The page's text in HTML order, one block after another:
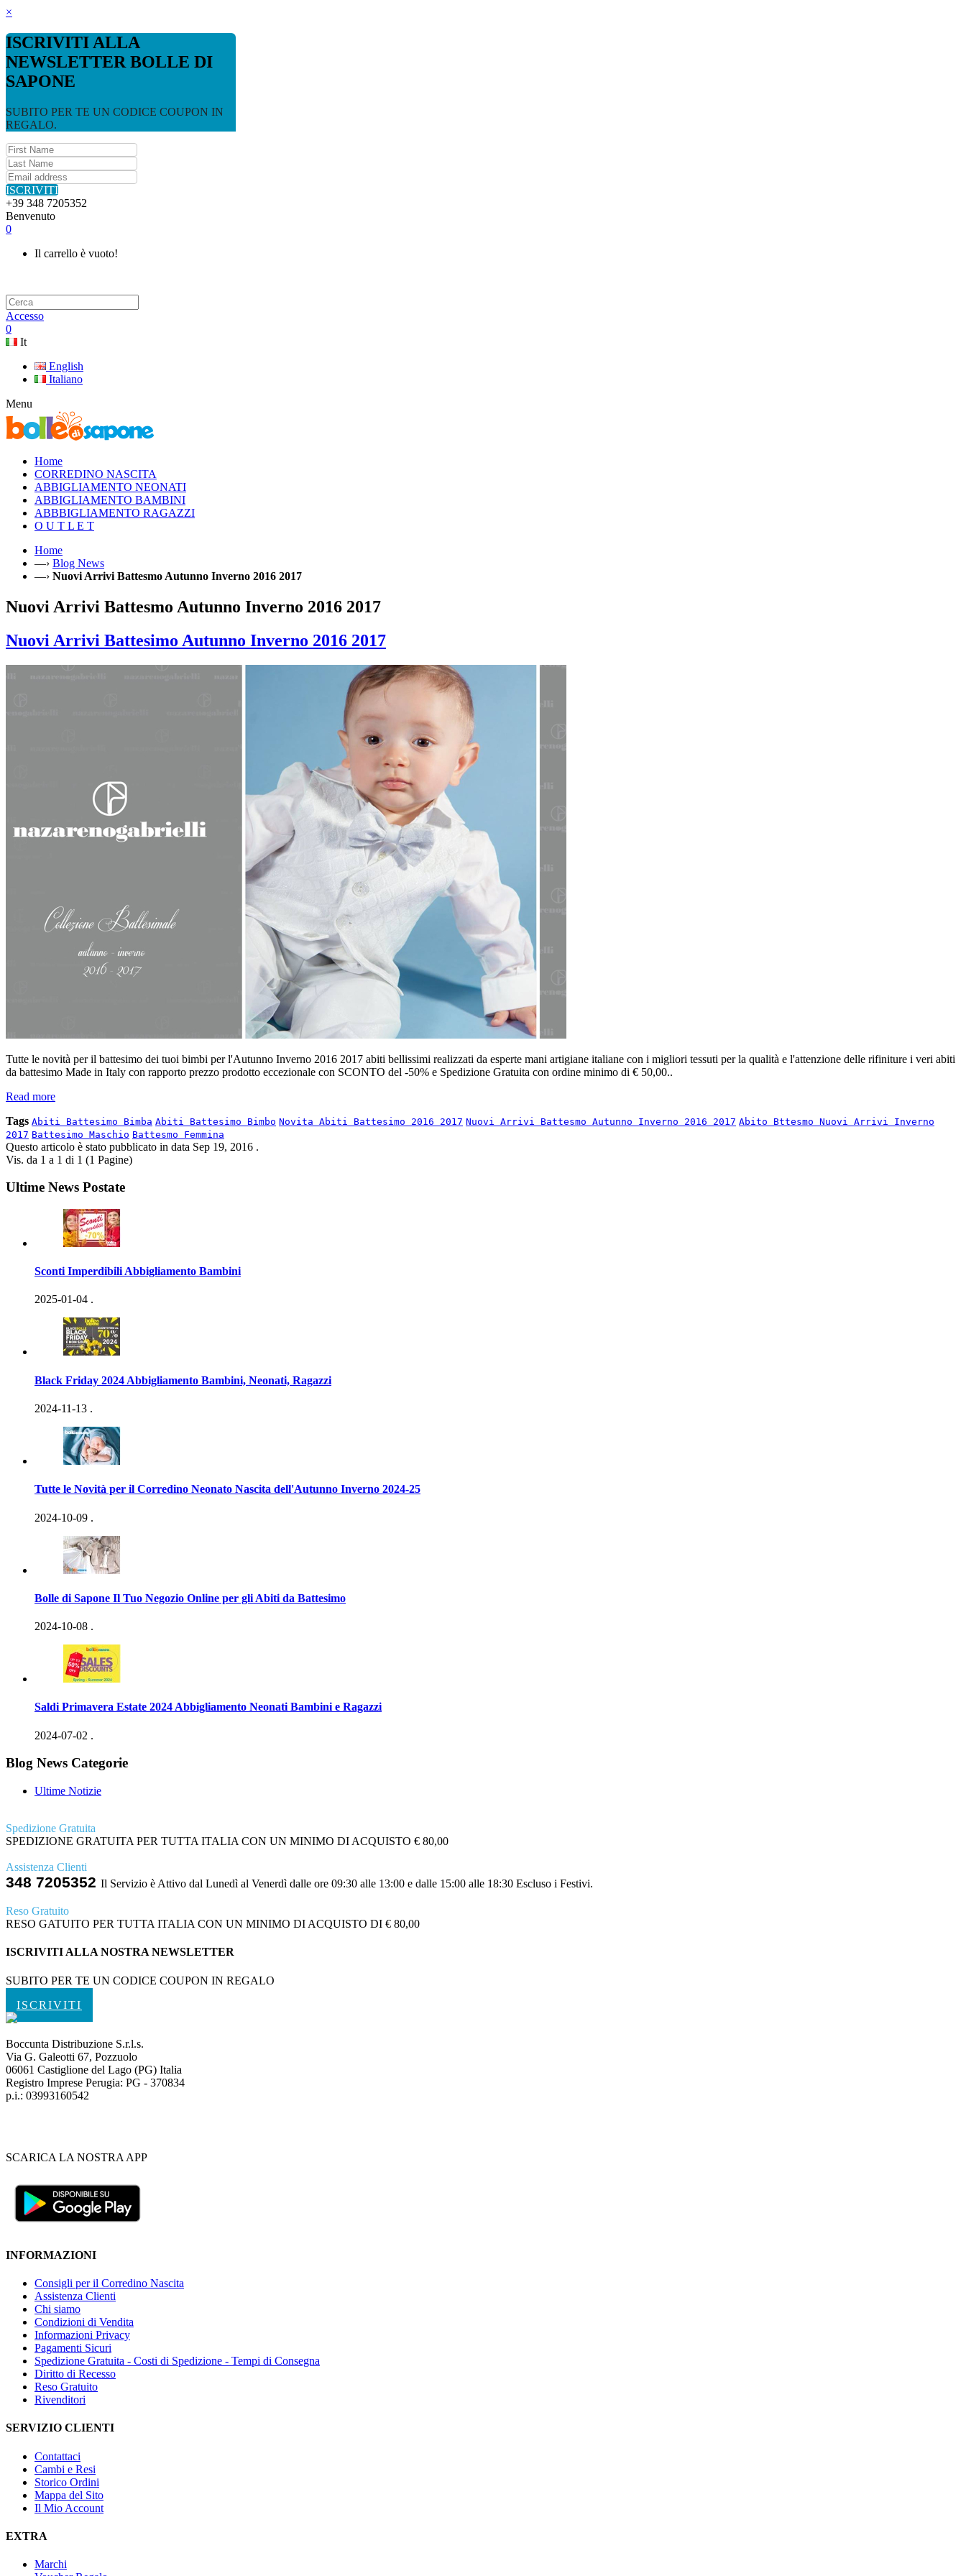
×
ISCRIVITI ALLA
NEWSLETTER BOLLE DI
SAPONE
SUBITO PER TE UN CODICE COUPON IN
REGALO.
ISCRIVITI
+39 348 7205352
Benvenuto
0
Il carrello è vuoto!
Accesso
0
It
English
Italiano
Menu
Home
CORREDINO NASCITA
ABBIGLIAMENTO NEONATI
ABBIGLIAMENTO BAMBINI
ABBBIGLIAMENTO RAGAZZI
O U T L E T
Home
—› Blog News
—› Nuovi Arrivi Battesmo Autunno Inverno 2016 2017
Nuovi Arrivi Battesmo Autunno Inverno 2016 2017
Nuovi Arrivi Battesimo Autunno Inverno 2016 2017
Tutte le novità per il battesimo dei tuoi bimbi per l'Autunno Inverno 2016 2017 abiti bellissimi realizzati da esperte mani artigiane italiane con i migliori tessuti per la qualità e l'attenzione delle rifiniture i veri abiti
da battesimo Made in Italy con rapporto prezzo prodotto eccezionale con SCONTO del -50% e Spedizione Gratuita con ordine minimo di € 50,00..
Read more
Tags Abiti Battesimo Bimba Abiti Battesimo Bimbo Novita Abiti Battesimo 2016 2017 Nuovi Arrivi Battesmo Autunno Inverno 2016 2017 Abito Bttesmo Nuovi Arrivi Inverno
2017 Battesimo Maschio Battesmo Femmina
Questo articolo è stato pubblicato in data Sep 19, 2016 .
Vis. da 1 a 1 di 1 (1 Pagine)
Ultime News Postate
Sconti Imperdibili Abbigliamento Bambini
2025-01-04 .
Black Friday 2024 Abbigliamento Bambini, Neonati, Ragazzi
2024-11-13 .
Tutte le Novità per il Corredino Neonato Nascita dell'Autunno Inverno 2024-25
2024-10-09 .
Bolle di Sapone Il Tuo Negozio Online per gli Abiti da Battesimo
2024-10-08 .
Saldi Primavera Estate 2024 Abbigliamento Neonati Bambini e Ragazzi
2024-07-02 .
Blog News Categorie
Ultime Notizie
Spedizione Gratuita
SPEDIZIONE GRATUITA PER TUTTA ITALIA CON UN MINIMO DI ACQUISTO € 80,00
Assistenza Clienti
348 7205352 Il Servizio è Attivo dal Lunedì al Venerdì dalle ore 09:30 alle 13:00 e dalle 15:00 alle 18:30 Escluso i Festivi.
Reso Gratuito
RESO GATUITO PER TUTTA ITALIA CON UN MINIMO DI ACQUISTO DI € 80,00
ISCRIVITI ALLA NOSTRA NEWSLETTER
SUBITO PER TE UN CODICE COUPON IN REGALO
ISCRIVITI
Boccunta Distribuzione S.r.l.s.
Via G. Galeotti 67, Pozzuolo
06061 Castiglione del Lago (PG) Italia
Registro Imprese Perugia: PG - 370834
p.i.: 03993160542
SCARICA LA NOSTRA APP
INFORMAZIONI
Consigli per il Corredino Nascita
Assistenza Clienti
Chi siamo
Condizioni di Vendita
Informazioni Privacy
Pagamenti Sicuri
Spedizione Gratuita - Costi di Spedizione - Tempi di Consegna
Diritto di Recesso
Reso Gratuito
Rivenditori
SERVIZIO CLIENTI
Contattaci
Cambi e Resi
Storico Ordini
Mappa del Sito
Il Mio Account
EXTRA
Marchi